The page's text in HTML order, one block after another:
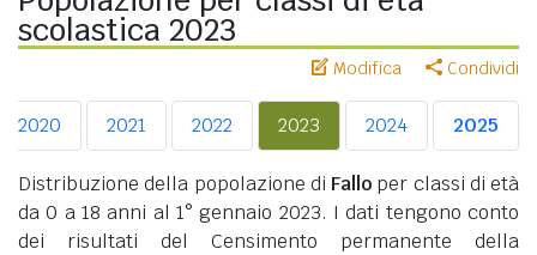
scolastica 2023
Modifica Condividi
2020 2021 2022 2023 2024 2025
Distribuzione della popolazione di Fallo per classi di età
da 0 a 18 anni al 1° gennaio 2023. I dati tengono conto
dei risultati del Censimento permanente della